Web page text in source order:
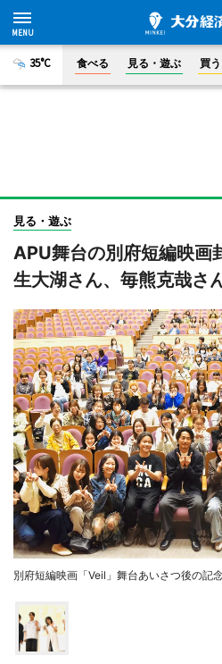
35°C 食べる 見る・遊ぶ 買う
見る・遊ぶ
APU舞台の別府短編映
生大湖さん、毎熊克哉さ
別府短編映画「Veil」舞台あいさつ後の記